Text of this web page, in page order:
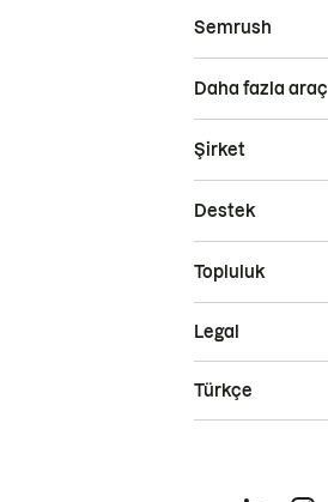
Semrush
Daha fazla araç
Şirket
Destek
Topluluk
Legal
Türkçe